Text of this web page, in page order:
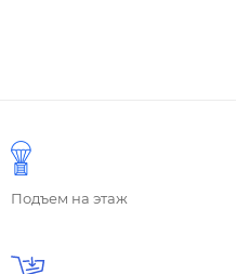
Подъем на этаж